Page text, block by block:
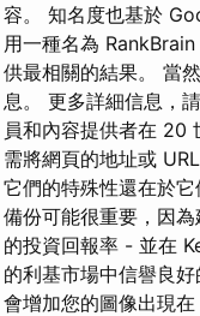
容。 知名度也基於
用一種名為
供最相關的結果。 當
息。 更多詳細信息，
員和內容提供者在 20
需將網頁的地址或
它們的特殊性還在於
備份可能很重要，因
的投資回報率 - 並在
的利基市場中信譽良好
會增加您的圖像出現